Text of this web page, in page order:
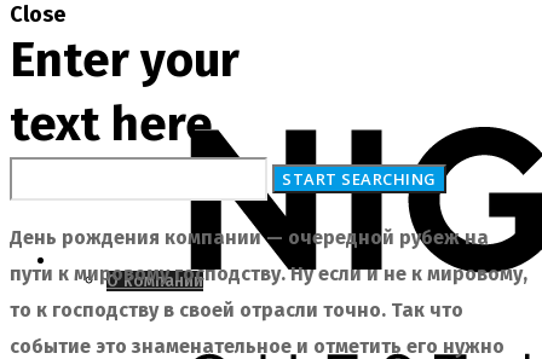
О компании
Close
Enter your
text here
День рождения компании — очередной рубеж на
пути к мировому господству. Ну если и не к мировому,
то к господству в своей отрасли точно. Так что
событие это знаменательное и отметить его нужно